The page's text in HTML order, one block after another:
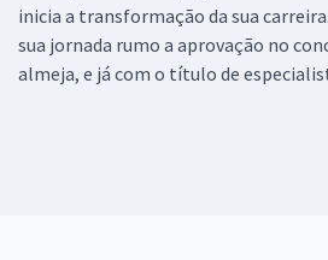
inicia a transformação da sua
sua jornada rumo a aprovação no
almeja, e já com o título de